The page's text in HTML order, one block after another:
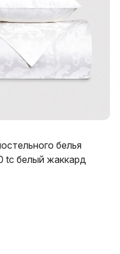
белья
tc белый жаккард